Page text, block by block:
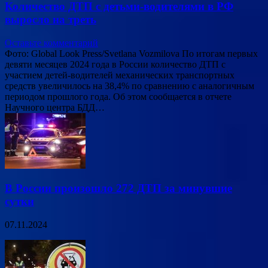
Количество ДТП с детьми-водителями в РФ
выросло на треть
Оставьте комментарий
Фото: Global Look Press/Svetlana Vozmilova По итогам первых
девяти месяцев 2024 года в России количество ДТП с
участием детей-водителей механических транспортных
средств увеличилось на 38,4% по сравнению с аналогичным
периодом прошлого года. Об этом сообщается в отчете
Научного центра БДД…
В России произошло 272 ДТП за минувшие
сутки
07.11.2024